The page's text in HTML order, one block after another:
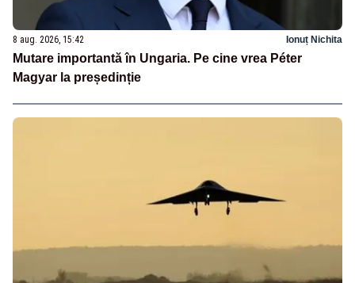
8 aug. 2026, 15:42 Ionuț Nichita
Mutare importantă în Ungaria. Pe cine vrea Péter
Magyar la președinție